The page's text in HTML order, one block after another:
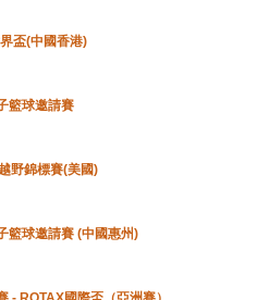
盃(中國香港)
籃球邀請賽
野錦標賽(美國)
籃球邀請賽 (中國惠州)